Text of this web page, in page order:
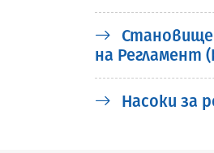
Становище
на Регламент
Насоки за